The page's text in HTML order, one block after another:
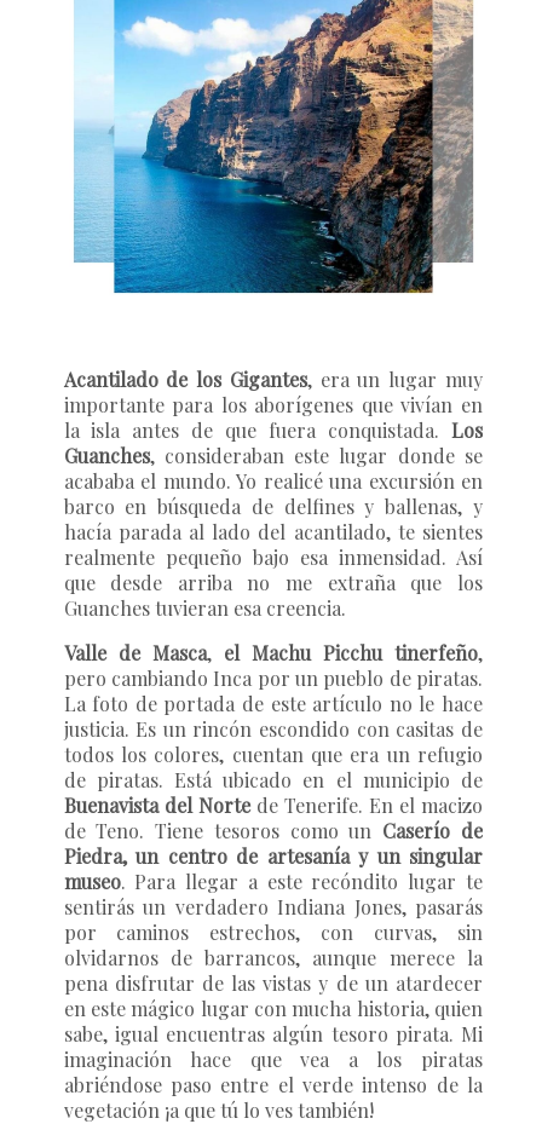
Acantilado de los Gigantes, era un lugar muy
importante para los aborígenes que vivían en
la isla antes de que fuera conquistada. Los
Guanches, consideraban este lugar donde se
acababa el mundo. Yo realicé una excursión en
barco en búsqueda de delfines y ballenas, y
hacía parada al lado del acantilado, te sientes
realmente pequeño bajo esa inmensidad. Así
que desde arriba no me extraña que los
Guanches tuvieran esa creencia.
Valle de Masca, el Machu Picchu tinerfeño,
pero cambiando Inca por un pueblo de piratas.
La foto de portada de este artículo no le hace
justicia. Es un rincón escondido con casitas de
todos los colores, cuentan que era un refugio
de piratas. Está ubicado en el municipio de
Buenavista del Nortede Tenerife. En el macizo
de Teno. Tiene tesoros como un Caserío de
Piedra, un centro de artesanía y un singular
museo. Para llegar a este recóndito lugar te
sentirás un verdadero Indiana Jones, pasarás
por caminos estrechos, con curvas, sin
olvidarnos de barrancos, aunque merece la
pena disfrutar de las vistas y de un atardecer
en este mágico lugar con mucha historia, quien
sabe, igual encuentras algún tesoro pirata. Mi
imaginación hace que vea a los piratas
abriéndose paso entre el verde intenso de la
vegetación ¡a que tú lo ves también!